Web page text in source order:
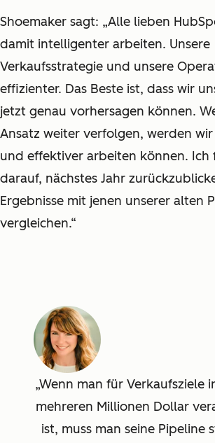
Shoemaker sagt: „Alle lieben
damit intelligenter arbeiten. Unsere
Verkaufsstrategie und unsere
effizienter. Das Beste ist, dass wir
jetzt genau vorhersagen können.
Ansatz weiter verfolgen, werden
und effektiver arbeiten können. Ich
darauf, nächstes Jahr
Ergebnisse mit jenen unserer alten
vergleichen.“
Wenn man für Verkaufsziele
mehreren Millionen Dollar
ist, muss man seine Pipeline